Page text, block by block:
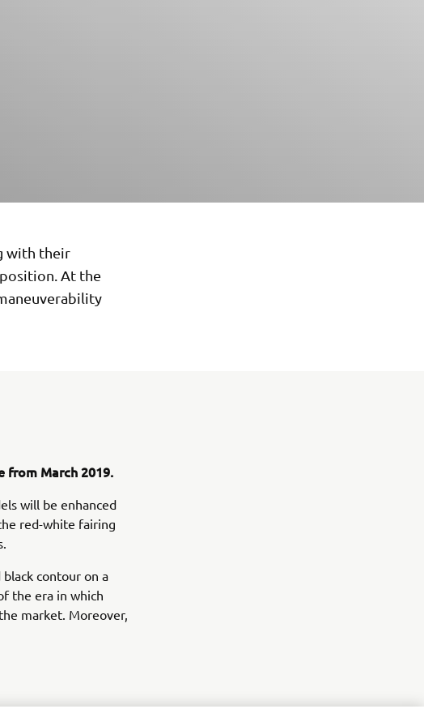
with their
At the
from March 2019.
will be enhanced
red-white fairing
contour on a
the era in which
market. Moreover,